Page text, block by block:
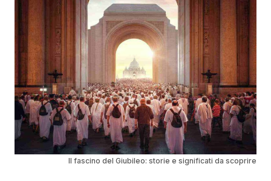
Il fascino del Giubileo: storie e significati da scoprire